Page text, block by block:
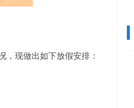
，现做出如下放假安排：